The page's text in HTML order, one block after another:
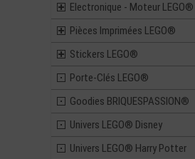
Electronique - Moteur LEGO®
Pièces Imprimées LEGO®
Stickers LEGO®
Porte-Clés LEGO®
Goodies BRIQUESPASSION®
Univers LEGO® Disney
Univers LEGO® Harry Potter